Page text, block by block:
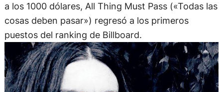
a los 1000 dólares, All Thing Must Pass («Todas las
cosas deben pasar») regresó a los primeros
puestos del ranking de Billboard.